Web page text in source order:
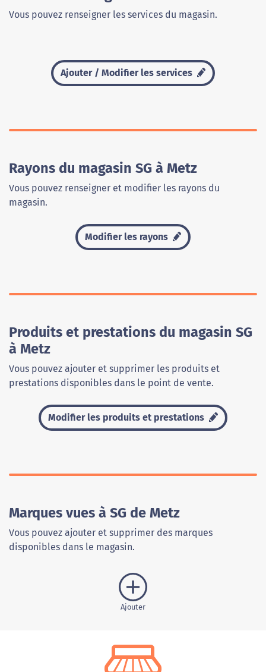
Vous pouvez renseigner les services du magasin.
Ajouter / Modifier les services
Rayons du magasin SG à Metz
Vous pouvez renseigner et modifier les rayons du
magasin.
Modifier les rayons
Produits et prestations du magasin SG
à Metz
Vous pouvez ajouter et supprimer les produits et
prestations disponibles dans le point de vente.
Modifier les produits et prestations
Marques vues à SG de Metz
Vous pouvez ajouter et supprimer des marques
disponibles dans le magasin.
Ajouter